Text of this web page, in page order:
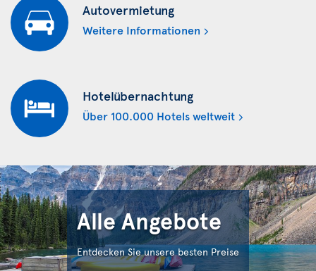
Autovermietung
Weitere Informationen
Hotelübernachtung
Über 100.000 Hotels weltweit
Alle Angebote
Entdecken Sie unsere besten Preise